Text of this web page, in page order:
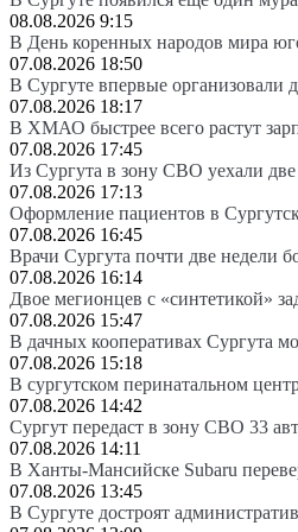
08.08.2026 9:15
В День коренных народов мира
07.08.2026 18:50
В Сургуте впервые организовали
07.08.2026 18:17
В ХМАО быстрее всего растут
07.08.2026 17:45
Из Сургута в зону СВО уехали
07.08.2026 17:13
Оформление пациентов в
07.08.2026 16:45
Врачи Сургута почти две недели
07.08.2026 16:14
Двое мегионцев с «синтетикой»
07.08.2026 15:47
В дачных кооперативах Сургута
07.08.2026 15:18
В сургутском перинатальном
07.08.2026 14:42
Сургут передаст в зону СВО 33
07.08.2026 14:11
В Ханты-Мансийске Subaru
07.08.2026 13:45
В Сургуте достроят